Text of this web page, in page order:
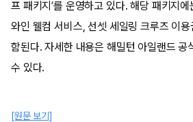
프 패키지’를 운영하고 있다. 해당 패키지
와인 웰컴 서비스, 선셋 세일링 크루즈 이
함된다. 자세한 내용은 해밀턴 아일랜드 공
수 있다.
[원문 보기]